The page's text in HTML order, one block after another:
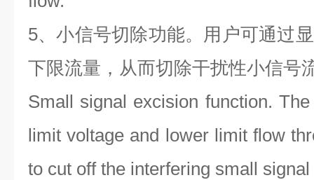
5、小信号切除功能。用户可通过
下限流量，从而切除干扰性小信号
Small signal excision function.
limit voltage and lower limit flow
to cut off the interfering small signal